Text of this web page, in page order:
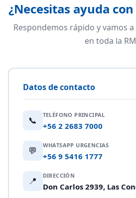
¿Necesitas ayuda
Respondemos rápido y vamos
en toda la
Datos de contacto
📞 TELÉFONO PRINCIPAL
+56 2 2683 7000
💬 WHATSAPP URGENCIAS
+56 9 5416 1777
📍 DIRECCIÓN
Don Carlos 2939, Las